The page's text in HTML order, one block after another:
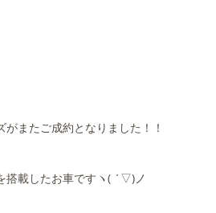
またご成約となりました！！
搭載したお車ですヽ( ´▽)ノ